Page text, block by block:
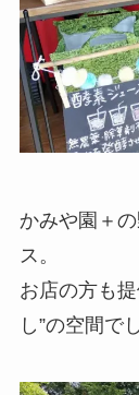
かみや園＋
ス。
お店の方も
し”の空間で